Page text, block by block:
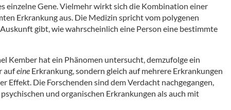
einzelne Gene. Vielmehr wirkt sich die Kombination einer
Erkrankung aus. Die Medizin spricht vom polygenen
gibt, wie wahrscheinlich eine Person eine bestimmte
Kember hat ein Phänomen untersucht, demzufolge ein
aufeine Erkrankung, sondern gleich auf mehrere Erkrankungen
Die Forschenden sind dem Verdacht nachgegangen,
und organischen Erkrankungen als auch mit